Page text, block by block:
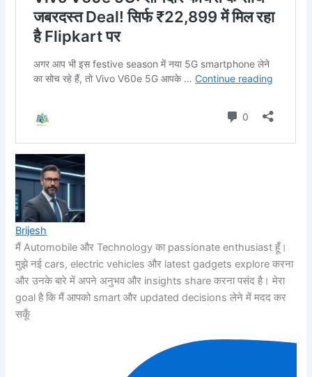
Brijesh
मैं Automobile और Technology का passionate enthusiast हूँ।
मुझे नई cars, electric vehicles और latest gadgets explore करना
और उनके बारे में अपने अनुभव और insights share करना पसंद है। मेरा
goal है कि मैं आपको smart और updated decisions लेने में मदद कर
सकूँ